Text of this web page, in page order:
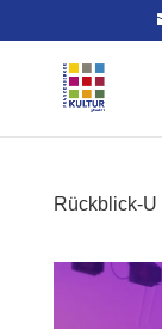
Rückblick-Ü